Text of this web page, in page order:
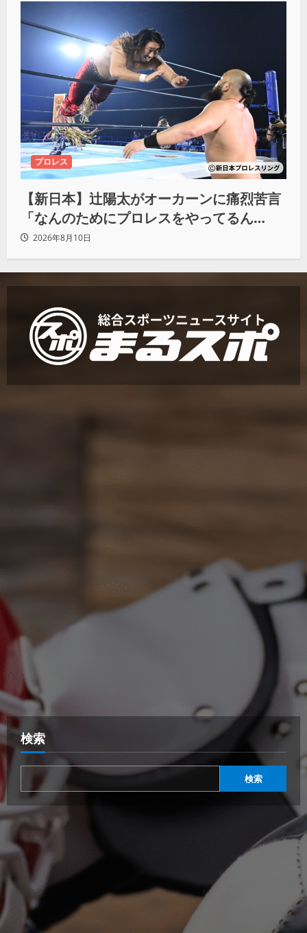
プロレス
【新日本】辻陽太がオーカーンに痛烈苦言
「なんのためにプロレスをやってるん
だ？」
2026年8月10日
検索
検索